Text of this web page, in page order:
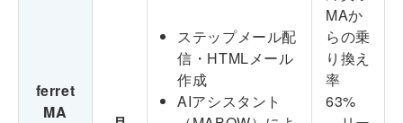
ferret
MA
ステップメール配
信・HTMLメール
作成
AIアシスタント
MAか
らの乗
り換え
率
63%